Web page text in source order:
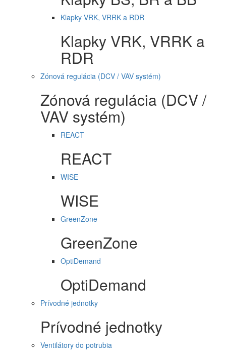
Klapky VRK, VRRK a RDR
Klapky VRK, VRRK a
RDR
Zónová regulácia (DCV / VAV systém)
Zónová regulácia (DCV /
VAV systém)
REACT
REACT
WISE
WISE
GreenZone
GreenZone
OptiDemand
OptiDemand
Prívodné jednotky
Prívodné jednotky
Ventilátory do potrubia